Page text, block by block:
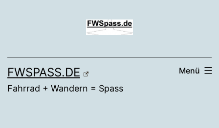
FWSPASS.DE
Fahrrad + Wandern = Spass
Menü